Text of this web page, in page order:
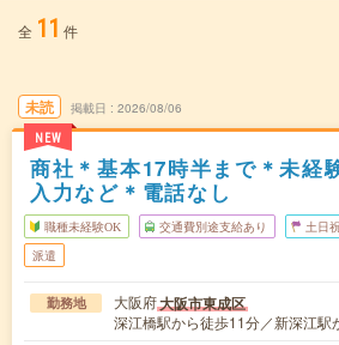
全 11 件
未読
NEW
掲載日 2026/08/06
商社＊基本17時半まで＊未経
入力など＊電話なし
職種未経験OK 交通費別途支給あり 土日
派遣
勤務地 大阪府大阪市東成区
深江橋駅から徒歩11分／新深江駅